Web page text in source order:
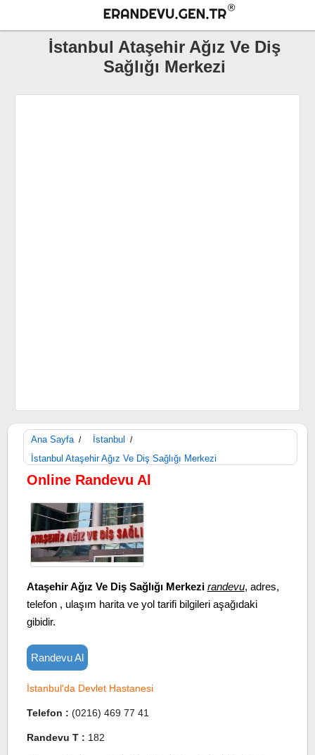
İstanbul Ataşehir Ağız Ve Diş
Sağlığı Merkezi
Ana Sayfa / İstanbul /
İstanbul Ataşehir Ağız Ve Diş Sağlığı Merkezi
Online Randevu Al
Ataşehir Ağız Ve Diş Sağlığı Merkezi randevu, adres,
telefon , ulaşım harita ve yol tarifi bilgileri aşağıdaki
gibidir.
Randevu Al
İstanbul'da Devlet Hastanesi
Telefon : (0216) 469 77 41
Randevu T : 182